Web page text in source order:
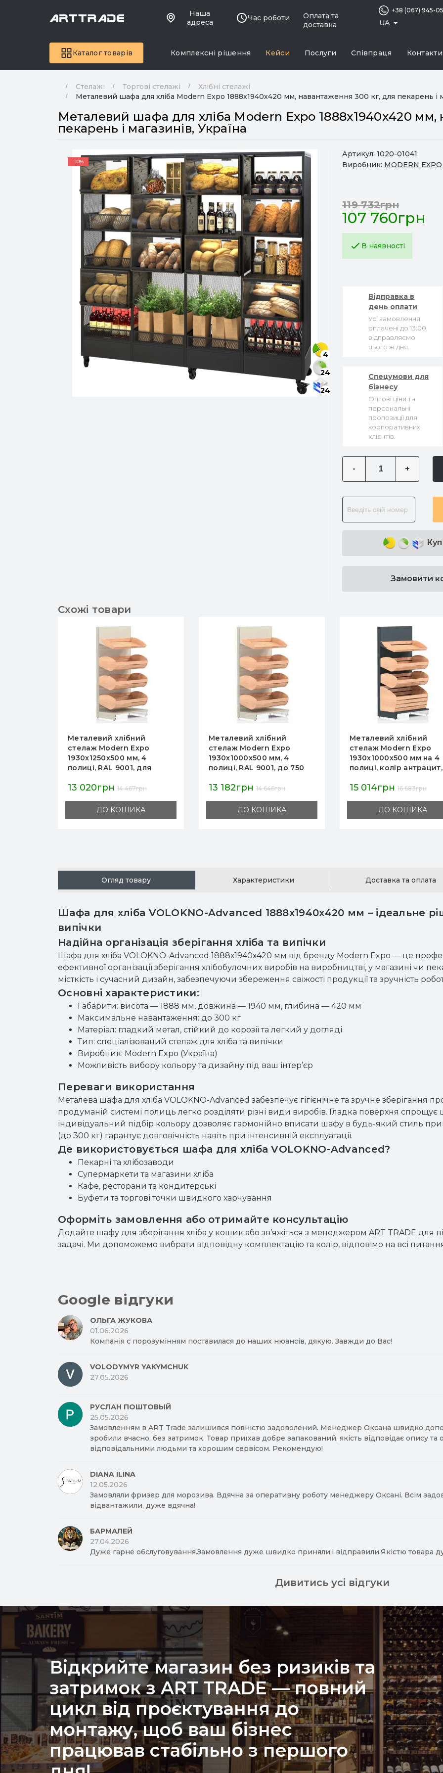
Наша
адреса
Час роботи
Оплата та
доставка
UA
+38 (067) 945-
Каталог товарів Комплексні рішення Кейси Послуги Співпраця Контакти
Стелажі Торгові стелажі
Хлібні стелажі
Металевий шафа для хліба Modern Expo 1888х1940х420 мм, навантаження 300 кг, для пекарень і
Металевий шафа для хліба Modern Expo 1888х1940х420 мм,
пекарень і магазинів, Україна
-10%
4
24
24
Артикул: 1020-01041
Виробник: MODERN EXPO
107 760грн
119 732грн
В наявності
Відправка в
день оплати
Усі замовлення,
оплачені до 13:00,
відправляємо
цього ж дня.
Спецумови для
бізнесу
Оптові ціни та
персональні
пропозиції для
корпоративних
клієнтів.
- +
Замовити
Схожі товари
Металевий хлібний
стелаж Modern Expo
1930х1000х500 мм, 4
полиці, RAL 9001, до 750
пекарень, Україна
13 182грн 14 646грн
ДО КОШИКА
Металевий хлібний
стелаж Modern Expo
1930х1000х500 мм на 4
полиці, колір антрацит,
магазині й пекарні
15 014грн 16 683грн
ДО КОШИКА
Металевий хлібний
стелаж Modern Expo
1930х1000х500 мм, 4
полиці-корзини, RAL
магазин, пекарня
15 014грн 16 683грн
ДО КОШИКА
Огляд товару Характеристики Доставка та оплата
Шафа для хліба VOLOKNO-Advanced 1888х1940х420 мм – ідеальне
випічки
Надійна організація зберігання хліба та випічки
Шафа для хліба VOLOKNO-Advanced 1888х1940х420 мм від бренду Modern Expo — це
ефективної організації зберігання хлібобулочних виробів на виробництві, у магазині чи
місткість і сучасний дизайн, забезпечуючи збереження свіжості продукції та зручність
Основні характеристики:
Габарити: висота — 1888 мм, довжина — 1940 мм, глибина — 420 мм
Максимальне навантаження: до 300 кг
Матеріал: гладкий метал, стійкий до корозії та легкий у догляді
Тип: спеціалізований стелаж для хліба та випічки
Виробник: Modern Expo (Україна)
Можливість вибору кольору та дизайну під ваш інтер’єр
Переваги використання
Металева шафа для хліба VOLOKNO-Advanced забезпечує гігієнічне та зручне зберігання
продуманій системі полиць легко розділяти різні види виробів. Гладка поверхня
індивідуальний підбір кольору дозволяє гармонійно вписати шафу в будь-який стиль
(до 300 кг) гарантує довговічність навіть при інтенсивній експлуатації.
Де використовується шафа для хліба VOLOKNO-Advanced?
Пекарні та хлібозаводи
Супермаркети та магазини хліба
Кафе, ресторани та кондитерські
Буфети та торгові точки швидкого харчування
Оформіть замовлення або отримайте консультацію
Додайте шафу для зберігання хліба у кошик або зв’яжіться з менеджером ART TRADE для
задачі. Ми допоможемо вибрати відповідну комплектацію та колір, відповімо на всі
Google відгуки
ОЛЬГА ЖУКОВА
01.06.2026
Компанія с порозумінням поставилася до наших нюансів, дякую. Завжди до Вас!
VOLODYMYR YAKYMCHUK
27.05.2026
РУСЛАН ПОШТОВЫЙ
25.05.2026
Замовленням в ART Trade залишився повністю задоволений. Менеджер Оксана швидко
зробили вчасно, без затримок. Товар приїхав добре запакований, якість відповідає опису
відповідальними людьми та хорошим сервісом. Рекомендую!
DIANA ILINA
12.05.2026
Замовляли фризер для морозива. Вдячна за оперативну роботу менеджеру Оксані. Всім
відвантажили, дуже вдячна!
БАРМАЛЕЙ
27.04.2026
Дуже гарне обслуговування.Замовлення дуже швидко приняли,і відправили.Якістю товара
Дивитись усі відгуки
Відкрийте магазин без ризиків та
затримок з ART TRADE — повний
цикл від проєктування до
монтажу, щоб ваш бізнес
працював стабільно з першого